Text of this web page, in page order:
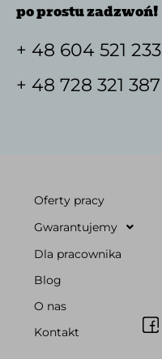
po prostu zadzwoń!
+ 48 604 521 233
+ 48 728 321 387
Oferty pracy
Gwarantujemy
Dla pracownika
Blog
O nas
Kontakt